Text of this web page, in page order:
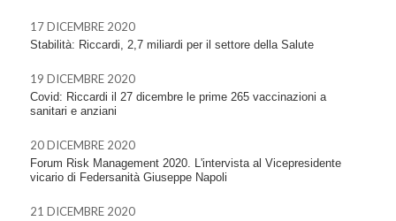
17 DICEMBRE 2020
Stabilità: Riccardi, 2,7 miliardi per il settore della Salute
19 DICEMBRE 2020
Covid: Riccardi il 27 dicembre le prime 265 vaccinazioni a
sanitari e anziani
20 DICEMBRE 2020
Forum Risk Management 2020. L'intervista al Vicepresidente
vicario di Federsanità Giuseppe Napoli
21 DICEMBRE 2020